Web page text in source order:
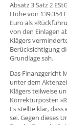
Absatz 3 Satz 2
Höhe von 139.354
Euro als
von den Einlagen
Klägers
Berücksichtigung
Grundlage sah.
Das Finanzgericht
unter dem
Klägers teilweise
Korrekturposten
Es stellte klar,
sei. Gegen dieses